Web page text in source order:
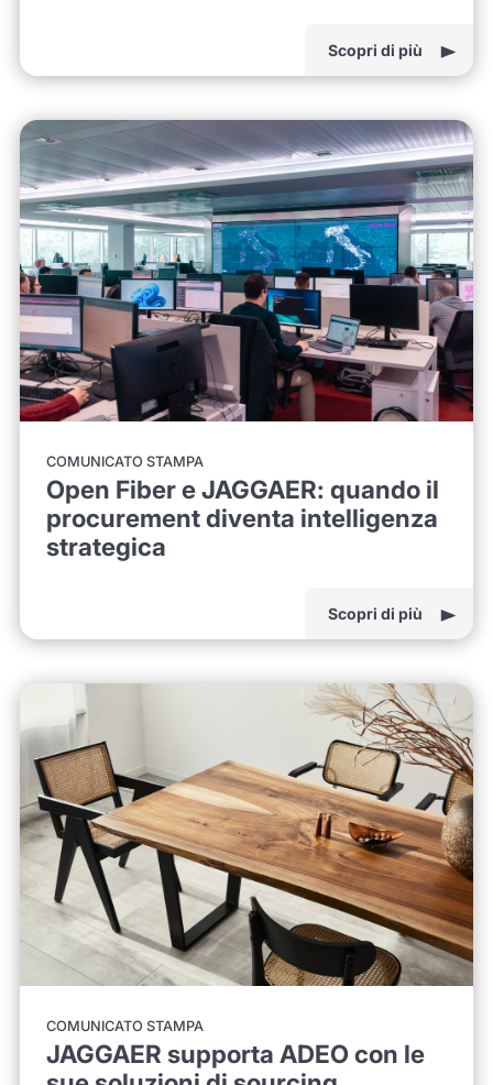
Scopri di più
COMUNICATO STAMPA
Open Fiber e JAGGAER: quando il
procurement diventa intelligenza
strategica
Scopri di più
COMUNICATO STAMPA
JAGGAER supporta ADEO con le